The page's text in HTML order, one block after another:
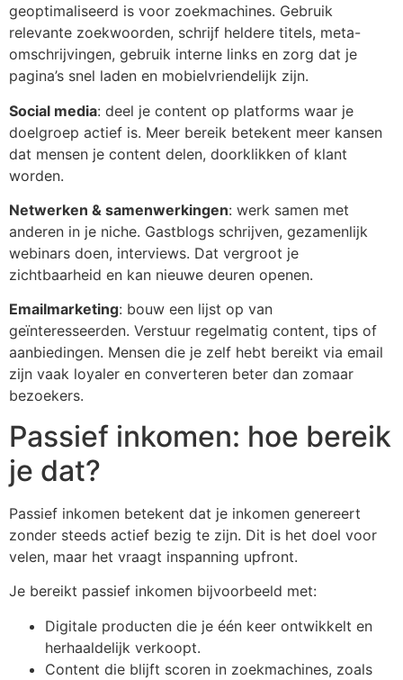
geoptimaliseerd is voor zoekmachines. Gebruik
relevante zoekwoorden, schrijf heldere titels, meta-
omschrijvingen, gebruik interne links en zorg dat je
pagina’s snel laden en mobielvriendelijk zijn.
Social media: deel je content op platforms waar je
doelgroep actief is. Meer bereik betekent meer kansen
dat mensen je content delen, doorklikken of klant
worden.
Netwerken & samenwerkingen: werk samen met
anderen in je niche. Gastblogs schrijven, gezamenlijk
webinars doen, interviews. Dat vergroot je
zichtbaarheid en kan nieuwe deuren openen.
Emailmarketing: bouw een lijst op van
geïnteresseerden. Verstuur regelmatig content, tips of
aanbiedingen. Mensen die je zelf hebt bereikt via email
zijn vaak loyaler en converteren beter dan zomaar
bezoekers.
Passief inkomen: hoe bereik
je dat?
Passief inkomen betekent dat je inkomen genereert
zonder steeds actief bezig te zijn. Dit is het doel voor
velen, maar het vraagt inspanning upfront.
Je bereikt passief inkomen bijvoorbeeld met:
Digitale producten die je één keer ontwikkelt en
herhaaldelijk verkoopt.
Content die blijft scoren in zoekmachines, zoals